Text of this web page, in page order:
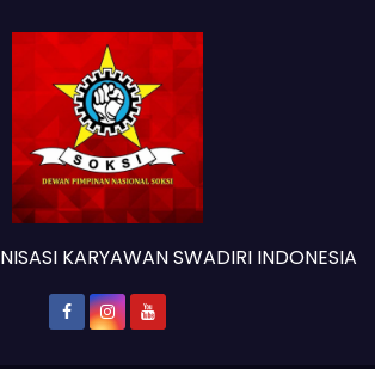
KARYAWAN SWADIRI INDONESIA